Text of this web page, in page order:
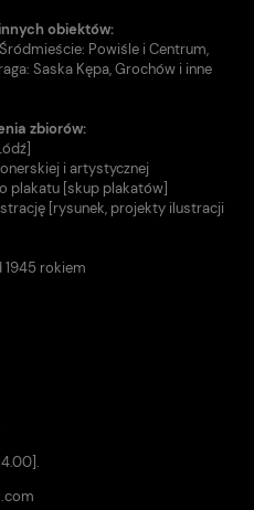
obiektów:
Powiśle i Centrum,
Saska Kępa, Grochów i inne
zbiorów:
i artystycznej
plakatu [skup plakatów]
[rysunek, projekty ilustracji
rokiem